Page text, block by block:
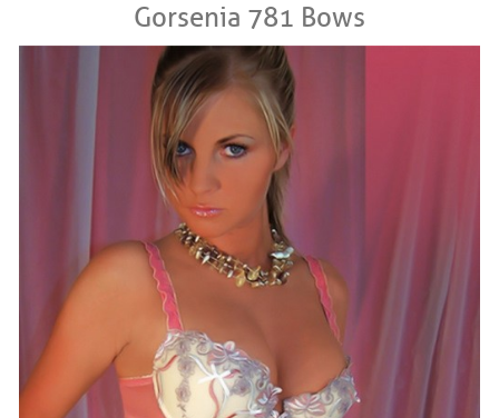
Gorsenia 781 Bows